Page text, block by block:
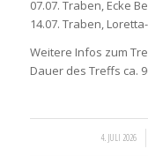
07.07. Traben, Ecke
14.07. Traben,
Weitere Infos zum
Dauer des Treffs ca.
4. JULI 2026